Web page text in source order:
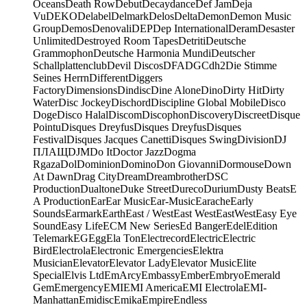
OceansDeath RowDebutDecaydanceDef JamDeja
VuDEKODelabelDelmarkDelosDeltaDemonDemon Music
GroupDemosDenovaliDEPDep InternationalDeramDesaster
UnlimitedDestroyed Room TapesDetritiDeutsche
GrammophonDeutsche Harmonia MundiDeutscher
SchallplattenclubDevil DiscosDFADGCdh2Die Stimme
Seines HerrnDifferentDiggers
FactoryDimensionsDindiscDine AloneDinoDirty HitDirty
WaterDisc JockeyDischordDiscipline Global MobileDisco
DogeDisco HalalDiscomDiscophonDiscoveryDiscreetDisque
PointuDisques DreyfusDisques DreyfusDisques
FestivalDisques Jacques CanettiDisques SwingDivisionDJ
ПЛАЩDJMDo ItDoctor JazzDogma
RgazaDolDominionDominoDon GiovanniDormouseDown
At DawnDrag CityDreamDreambrotherDSC
ProductionDualtoneDuke StreetDurecoDuriumDusty BeatsE
A ProductionEarEar MusicEar-MusicEaracheEarly
SoundsEarmarkEarthEast / WestEast WestEastWestEasy Eye
SoundEasy LifeECM New SeriesEd BangerEdelEdition
TelemarkEGEggEla TonElectrecordElectricElectric
BirdElectrolaElectronic EmergenciesElektra
MusicianElevatorElevator LadyElevator MusicElite
SpecialElvis LtdEmArcyEmbassyEmberEmbryoEmerald
GemEmergencyEMIEMI AmericaEMI ElectrolaEMI-
ManhattanEmidiscEmikaEmpireEndless